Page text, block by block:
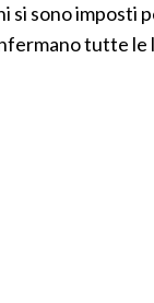
si sono imposti
tutte le